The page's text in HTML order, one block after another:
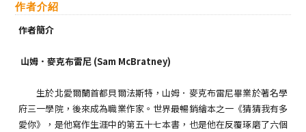
作者介紹
作者簡介
山姆．麥克布雷尼 (Sam McBratney)
生於北愛爾蘭首都貝爾法斯特，山姆．麥克布雷尼畢業於著名學
府三一學院，後來成為職業作家。世界最暢銷繪本之一《猜猜我有多
愛你》，是他寫作生涯中的第五十七本書，也是他在反覆琢磨了六個